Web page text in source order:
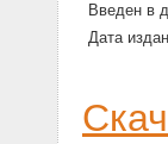
Введен в
Дата